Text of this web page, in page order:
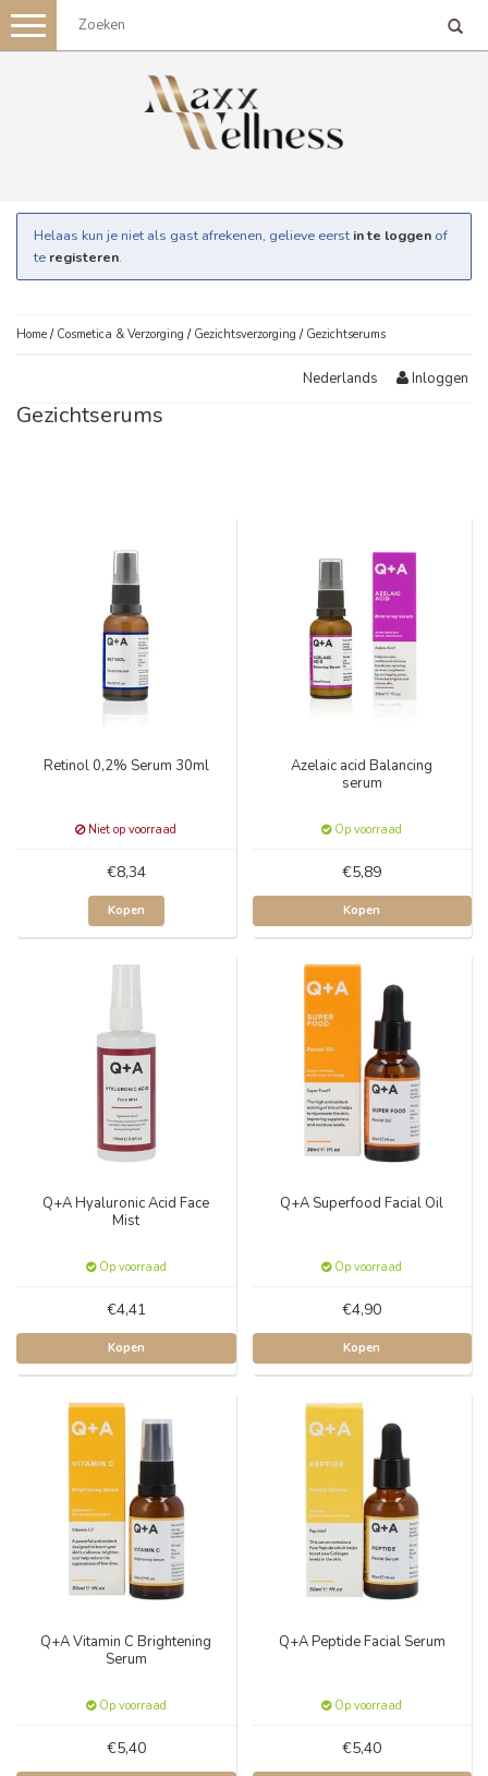
Toggle
navigation
Helaas kun je niet als gast afrekenen, gelieve eerst in te loggen of
te registeren.
Home / Cosmetica & Verzorging / Gezichtsverzorging / Gezichtserums
Nederlands Inloggen
Gezichtserums
Retinol 0,2% Serum 30ml
Niet op voorraad
€8,34
Kopen
Azelaic acid Balancing
serum
Op voorraad
€5,89
Kopen
Q+A Hyaluronic Acid Face
Mist
Op voorraad
€4,41
Kopen
Q+A Superfood Facial Oil
Op voorraad
€4,90
Kopen
Q+A Vitamin C Brightening
Serum
Op voorraad
€5,40
Q+A Peptide Facial Serum
Op voorraad
€5,40